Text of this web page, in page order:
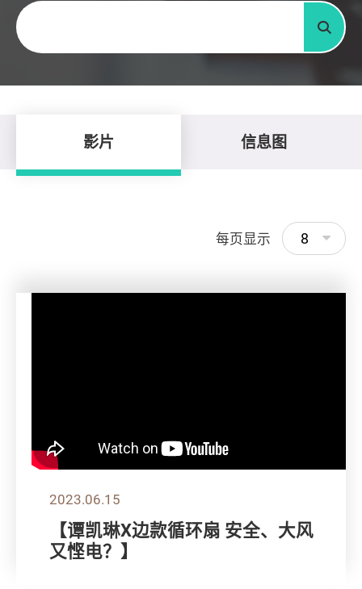
关键字
搜寻
影片 信息图
每页显示 8
2023.06.15
【谭凯琳X边款循环扇 安全、大风
又悭电？】